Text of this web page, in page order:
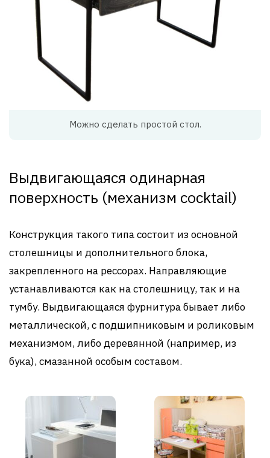
Можно сделать простой стол.
Выдвигающаяся одинарная
поверхность (механизм cocktail)
Конструкция такого типа состоит из основной
столешницы и дополнительного блока,
закрепленного на рессорах. Направляющие
устанавливаются как на столешницу, так и на
тумбу. Выдвигающаяся фурнитура бывает либо
металлической, с подшипниковым и роликовым
механизмом, либо деревянной (например, из
бука), смазанной особым составом.